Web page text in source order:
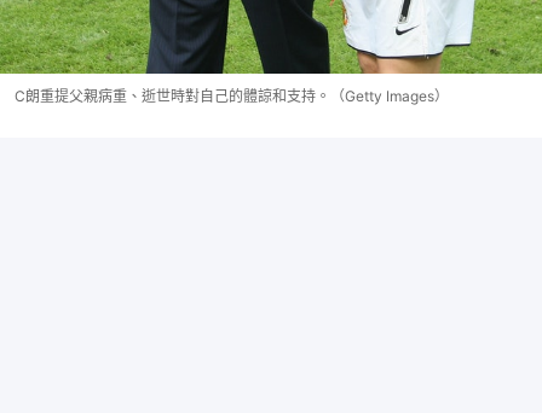
C朗重提父親病重、逝世時對自己的體諒和支持。（Getty Images）